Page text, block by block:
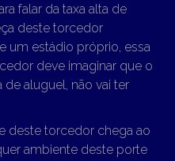
falar da taxa alta de
deste torcedor
um estádio próprio, essa
deve imaginar que o
aluguel, não vai ter
deste torcedor chega ao
ambiente deste porte